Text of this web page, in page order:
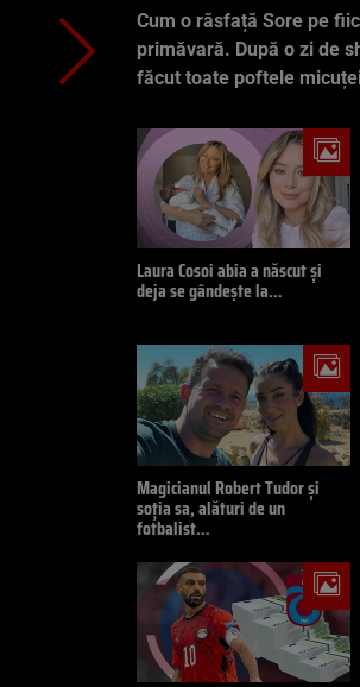
Cum o răsfață Sore pe
primăvară. După o zi de
făcut toate poftele
Laura Cosoi abia a născut și
deja se gândește la…
Magicianul Robert Tudor și
soția sa, alături de un
fotbalist…